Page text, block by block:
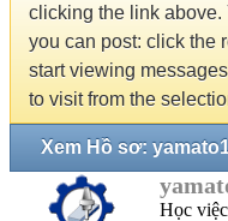
clicking the link above.
you can post: click the
start viewing
to visit from the
Xem Hồ sơ:
Học việc